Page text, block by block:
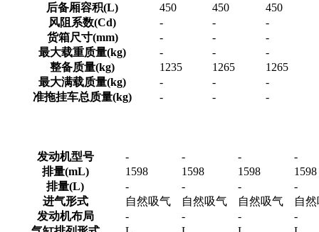
后备厢容积(L)
450 450
450
风阻系数(Cd)
- -
-
货箱尺寸(mm)
- -
-
最大载重质量(kg)
- -
-
整备质量(kg)
1235 1265
1265
最大满载质量(kg)
- -
-
准拖挂车总质量(kg)
- - -
发动机型号 - - -
-
排量(mL)
1598 1598 1598
1598
排量(L)
- - -
-
进气形式
自然吸气 自然吸气 自然吸气
自
发动机布局
- - -
-